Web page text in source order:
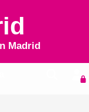
Madrid